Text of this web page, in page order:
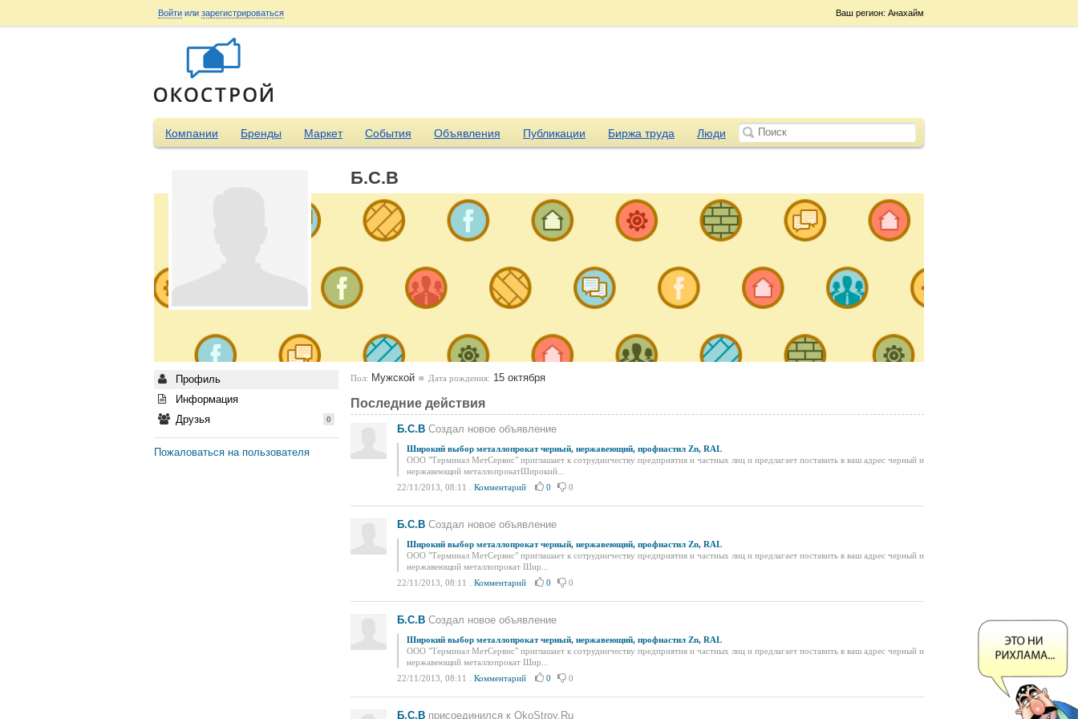
Ваш регион: Анахайм
Войти или зарегистрироваться
Компании Бренды Маркет События Объявления Публикации Биржа труда Люди
Профиль
Информация
Друзья
0
Пожаловаться на пользователя
Б.С.В
Пол: Мужской Дата рождения: 15 октября
Последние действия
Б.С.В Создал новое объявление
Широкий выбор металлопрокат черный, нержавеющий, профнастил Zn, RAL
ООО "Терминал МетСервис" приглашает к сотрудничеству предприятия и частных лиц и предлагает поставить в ваш адрес черный и
нержавеющий металлопрокатШирокий...
22/11/2013, 08:11
Комментарий 0 0
Б.С.В Создал новое объявление
Широкий выбор металлопрокат черный, нержавеющий, профнастил Zn, RAL
ООО "Терминал МетСервис" приглашает к сотрудничеству предприятия и частных лиц и предлагает поставить в ваш адрес черный и
нержавеющий металлопрокат Шир...
22/11/2013, 08:11
Комментарий 0 0
Б.С.В Создал новое объявление
Широкий выбор металлопрокат черный, нержавеющий, профнастил Zn, RAL
ООО "Терминал МетСервис" приглашает к сотрудничеству предприятия и частных лиц и предлагает поставить в ваш адрес черный и
нержавеющий металлопрокат Шир...
22/11/2013, 08:11
Комментарий 0 0
Б.С.В присоединился к OkoStroy.Ru